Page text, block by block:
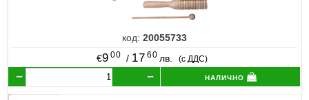
код: 20055733
€9 00 / 17 60 лв. (с ДДС)
налично